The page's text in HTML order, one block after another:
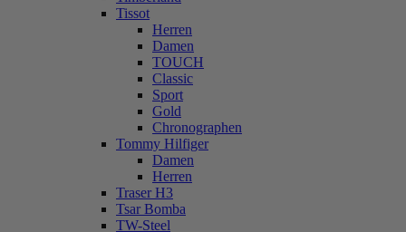
Tissot
Herren
Damen
TOUCH
Classic
Sport
Gold
Chronographen
Tommy Hilfiger
Damen
Herren
Traser H3
Tsar Bomba
TW-Steel